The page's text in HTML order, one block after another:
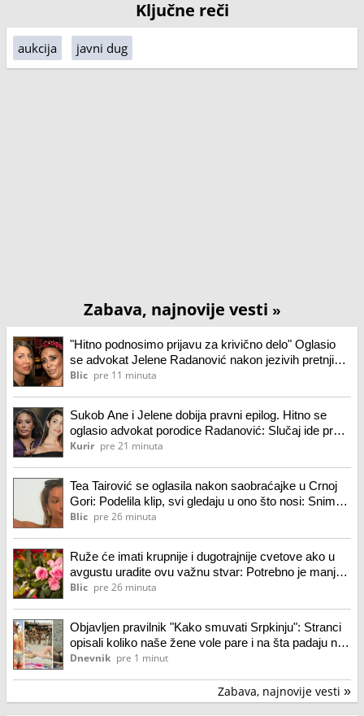
Ključne reči
aukcija javni dug
Zabava, najnovije vesti »
"Hitno podnosimo prijavu za krivično delo" Oglasio
se advokat Jelene Radanović nakon jezivih pretnji
koje je dobila od Ane Nikolić: "To je sramno"
Blic pre 11 minuta
Sukob Ane i Jelene dobija pravni epilog. Hitno se
oglasio advokat porodice Radanović: Slučaj ide pred
nadležne organe!
Kurir pre 21 minuta
Tea Tairović se oglasila nakon saobraćajke u Crnoj
Gori: Podelila klip, svi gledaju u ono što nosi: Snima
se u ogledalu, dlaka sa glave joj ne fali
Blic pre 26 minuta
Ruže će imati krupnije i dugotrajnije cvetove ako u
avgustu uradite ovu važnu stvar: Potrebno je manje
od pet minuta
Blic pre 26 minuta
Objavljen pravilnik "Kako smuvati Srpkinju": Stranci
opisali koliko naše žene vole pare i na šta padaju na
prvom dejtu!
Dnevnik pre 1 minut
Zabava, najnovije vesti »